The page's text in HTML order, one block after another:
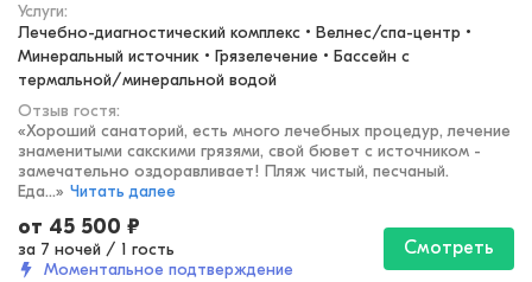
Услуги:
Лечебно-диагностический комплекс • Велнес/спа-центр •
Минеральный источник • Грязелечение • Бассейн с
термальной/минеральной водой
Отзыв гостя:
«Хороший санаторий, есть много лечебных процедур, лечение
знаменитыми сакскими грязями, свой бювет с источником -
замечательно оздоравливает! Пляж чистый, песчаный.
Еда...» Читать далее
от 45 500 ₽
за 7 ночей / 1 гость
Моментальное подтверждение
Смотреть